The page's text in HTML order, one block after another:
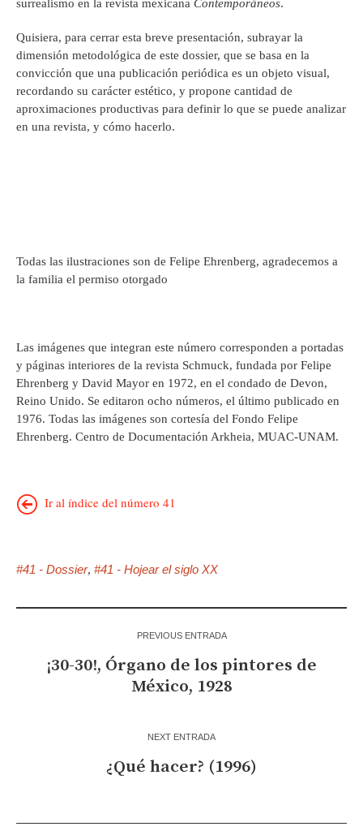
surrealismo en la revista mexicana Contemporáneos.
Quisiera, para cerrar esta breve presentación, subrayar la
dimensión metodológica de este dossier, que se basa en la
convicción que una publicación periódica es un objeto visual,
recordando su carácter estético, y propone cantidad de
aproximaciones productivas para definir lo que se puede analizar
en una revista, y cómo hacerlo.
Todas las ilustraciones son de Felipe Ehrenberg, agradecemos a
la familia el permiso otorgado
Las imágenes que integran este número corresponden a portadas
y páginas interiores de la revista Schmuck, fundada por Felipe
Ehrenberg y David Mayor en 1972, en el condado de Devon,
Reino Unido. Se editaron ocho números, el último publicado en
1976. Todas las imágenes son cortesía del Fondo Felipe
Ehrenberg. Centro de Documentación Arkheia, MUAC-UNAM.
Ir al índice del número 41
#41 - Dossier, #41 - Hojear el siglo XX
PREVIOUS ENTRADA
¡30-30!, Órgano de los pintores de
México, 1928
NEXT ENTRADA
¿Qué hacer? (1996)